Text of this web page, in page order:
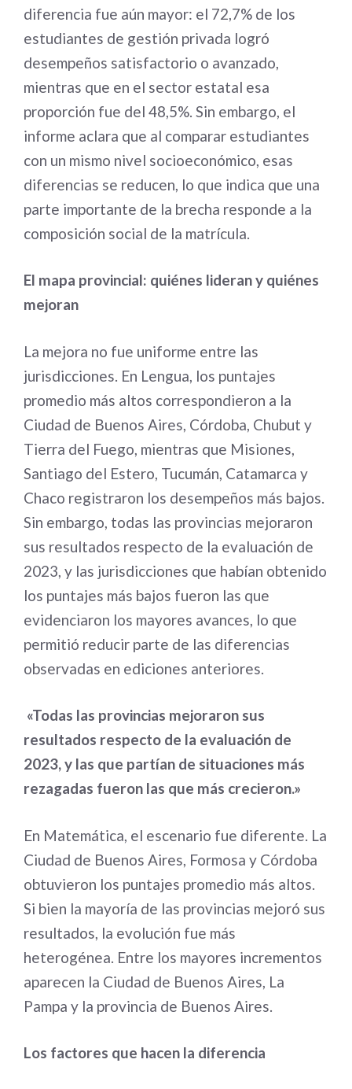
diferencia fue aún mayor: el 72,7% de los
estudiantes de gestión privada logró
desempeños satisfactorio o avanzado,
mientras que en el sector estatal esa
proporción fue del 48,5%. Sin embargo, el
informe aclara que al comparar estudiantes
con un mismo nivel socioeconómico, esas
diferencias se reducen, lo que indica que una
parte importante de la brecha responde a la
composición social de la matrícula.
El mapa provincial: quiénes lideran y quiénes
mejoran
La mejora no fue uniforme entre las
jurisdicciones. En Lengua, los puntajes
promedio más altos correspondieron a la
Ciudad de Buenos Aires, Córdoba, Chubut y
Tierra del Fuego, mientras que Misiones,
Santiago del Estero, Tucumán, Catamarca y
Chaco registraron los desempeños más bajos.
Sin embargo, todas las provincias mejoraron
sus resultados respecto de la evaluación de
2023, y las jurisdicciones que habían obtenido
los puntajes más bajos fueron las que
evidenciaron los mayores avances, lo que
permitió reducir parte de las diferencias
observadas en ediciones anteriores.
«Todas las provincias mejoraron sus
resultados respecto de la evaluación de
2023, y las que partían de situaciones más
rezagadas fueron las que más crecieron.»
En Matemática, el escenario fue diferente. La
Ciudad de Buenos Aires, Formosa y Córdoba
obtuvieron los puntajes promedio más altos.
Si bien la mayoría de las provincias mejoró sus
resultados, la evolución fue más
heterogénea. Entre los mayores incrementos
aparecen la Ciudad de Buenos Aires, La
Pampa y la provincia de Buenos Aires.
Los factores que hacen la diferencia